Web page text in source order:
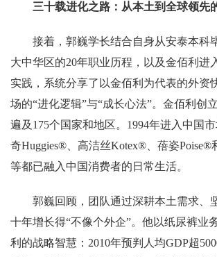
三十载进化之路：从本土到全球领先
接着，郭巍学长结合自身从安泰本科
大中华区的20年职业历程，以及金佰利进
实践，系统分享了以金佰利为代表的外资
场的“进化逻辑”与“成长心法”。 金佰利创
遍及175个国家和地区。1994年进入中国
奇Huggies®、高洁丝Kotex®、蓓姿Poise®
等都已融入中国消费者的日常生活。
郭巍回顾，团队通过深耕本土需求、
十年增长得“不像个外企”。他以纸尿裤业
利的战略智慧：2010年预判人均GDP超